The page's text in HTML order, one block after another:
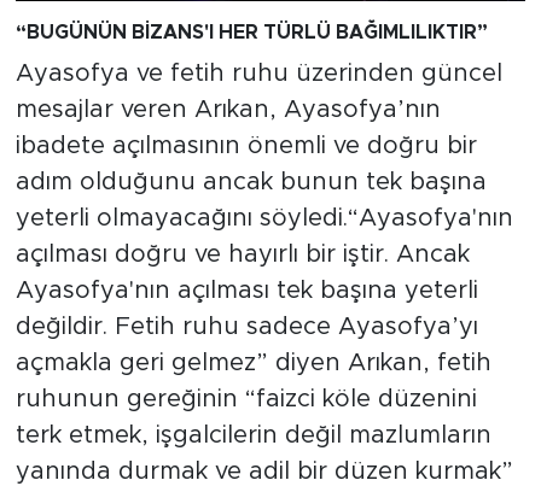
“BUGÜNÜN BİZANS'I HER TÜRLÜ BAĞIMLILIKTIR”
Ayasofya ve fetih ruhu üzerinden güncel
mesajlar veren Arıkan, Ayasofya’nın
ibadete açılmasının önemli ve doğru bir
adım olduğunu ancak bunun tek başına
yeterli olmayacağını söyledi.“Ayasofya'nın
açılması doğru ve hayırlı bir iştir. Ancak
Ayasofya'nın açılması tek başına yeterli
değildir. Fetih ruhu sadece Ayasofya’yı
açmakla geri gelmez” diyen Arıkan, fetih
ruhunun gereğinin “faizci köle düzenini
terk etmek, işgalcilerin değil mazlumların
yanında durmak ve adil bir düzen kurmak”